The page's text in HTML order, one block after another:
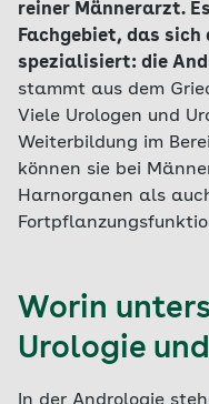
reiner Männerarzt.
Fachgebiet, das
spezialisiert: die
stammt aus dem
Viele Urologen und
Weiterbildung im
können sie bei
Harnorganen als
Worin
Urologie